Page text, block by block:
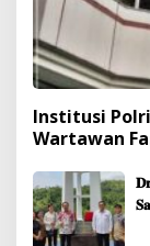
Institusi
Wartawan